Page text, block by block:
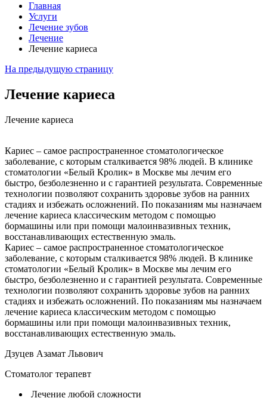
Главная
Услуги
Лечение зубов
Лечение
Лечение кариеса
На предыдущую страницу
Лечение кариеса
Лечение кариеса
Кариес – самое распространенное стоматологическое
заболевание, с которым сталкивается 98% людей. В клинике
стоматологии «Белый Кролик» в Москве мы лечим его
быстро, безболезненно и с гарантией результата. Современные
технологии позволяют сохранить здоровье зубов на ранних
стадиях и избежать осложнений. По показаниям мы назначаем
лечение кариеса классическим методом с помощью
бормашины или при помощи малоинвазивных техник,
восстанавливающих естественную эмаль.
Кариес – самое распространенное стоматологическое
заболевание, с которым сталкивается 98% людей. В клинике
стоматологии «Белый Кролик» в Москве мы лечим его
быстро, безболезненно и с гарантией результата. Современные
технологии позволяют сохранить здоровье зубов на ранних
стадиях и избежать осложнений. По показаниям мы назначаем
лечение кариеса классическим методом с помощью
бормашины или при помощи малоинвазивных техник,
восстанавливающих естественную эмаль.
Дзуцев Азамат Львович
Стоматолог терапевт
Лечение любой сложности